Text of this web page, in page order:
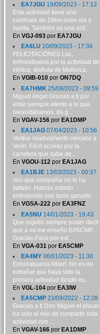
EA7JGU 19/09/2023 - 17:12
Esta actividad tiene una
caminata de 18km entre ida y
vuelta. También es una acti...
En VGJ-093por EA7JGU
EA6LU 10/09/2023 - 17:36
FELICITACIONES Luc,
enhorabuena por la actividad de
vértice, disfruta de Mallorca...
En VGIB-010por ON7DQ
EA7HMK 25/08/2023 - 09:59
Miguel Angel Gracias a ti por
estar siempre atento a lo que
necesitábamos, da g...
En VGAV-156por EA1DMP
EA1JAG07/04/2023 - 10:56
Vertice relativamente cercano a
Verín. Fácil acceso por la
carretera que sube de...
En VGOU-112por EA1JAG
EA1BJE13/03/2023 - 00:37
Veo que compañía no te ha
faltado. Habrás estado
entretenido con tanto ganado. ...
En VGSA-222por EA3FNZ
EA5NU 14/01/2023 - 19:43
Que orgullo siempre poder decir
que a mí me enseñó EA5CMP.
Gracias Paco por est...
En VGA-031 por EA5CMP
EA4MY06/01/2023 - 11:30
Enhorabuena Albert. No es de
extrañar que haya sido la
primera actividad desde es...
En VGL-104por EA3IW
EA5CMP23/09/2022 - 12:28
Gracias a ti Don Miguel el placer
ha sido el mío de compartir esta
actividad con ...
En VGAV-166por EA1DMP